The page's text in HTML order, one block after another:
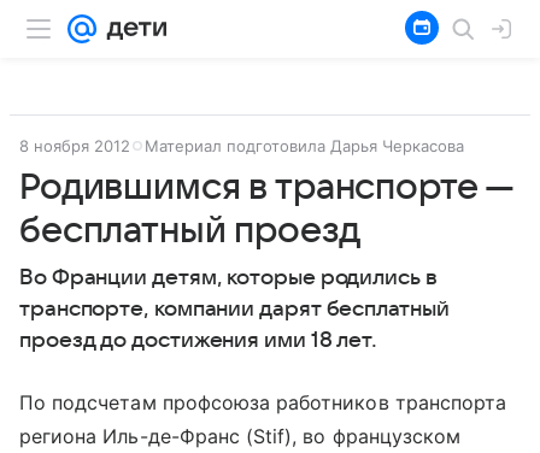
8 ноября 2012 Материал подготовила Дарья Черкасова
Родившимся в транспорте —
бесплатный проезд
Во Франции детям, которые родились в
транспорте, компании дарят бесплатный
проезд до достижения ими 18 лет.
По подсчетам профсоюза работников транспорта
региона Иль-де-Франс (Stif), во французском